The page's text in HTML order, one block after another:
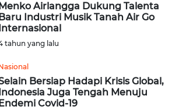
Menko Airlangga Dukung Talenta
Baru Industri Musik Tanah Air Go
Internasional
tahun yang lalu
Bersiap Hadapi Krisis Global,
Indonesia Juga Tengah Menuju
Endemi Covid-19